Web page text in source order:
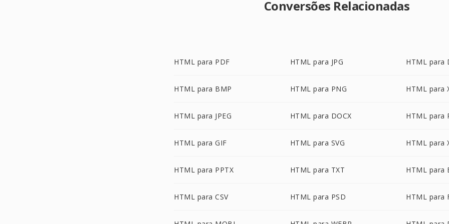
Conversões Relacionadas
HTML para PDF HTML para JPG HTML para
HTML para BMP HTML para PNG HTML para
HTML para JPEG HTML para DOCX HTML para
HTML para GIF HTML para SVG HTML para
HTML para PPTX HTML para TXT HTML para
HTML para CSV HTML para PSD HTML para